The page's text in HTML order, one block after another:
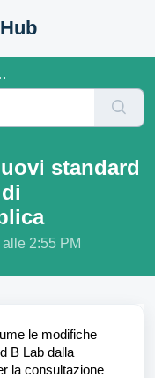
standard
2:55 PM
le modifiche
B Lab dalla
la consultazione